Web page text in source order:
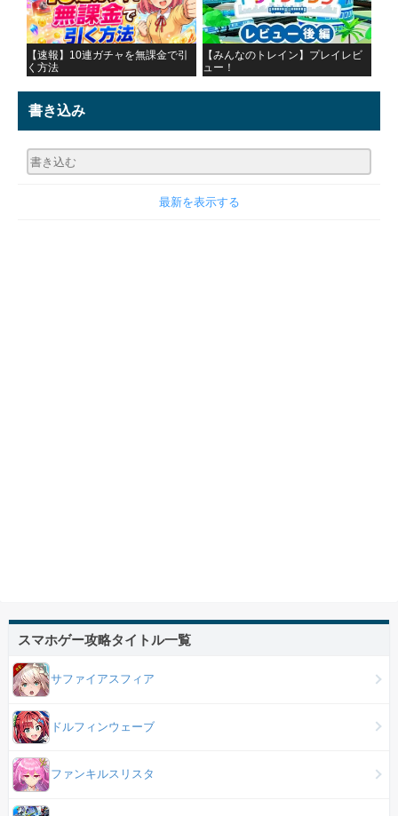
【速報】10連ガチャを無課金で引
く方法
【みんなのトレイン】プレイレビ
ュー！
書き込み
最新を表示する
スマホゲー攻略タイトル一覧
サファイアスフィア
ドルフィンウェーブ
ファンキルスリスタ